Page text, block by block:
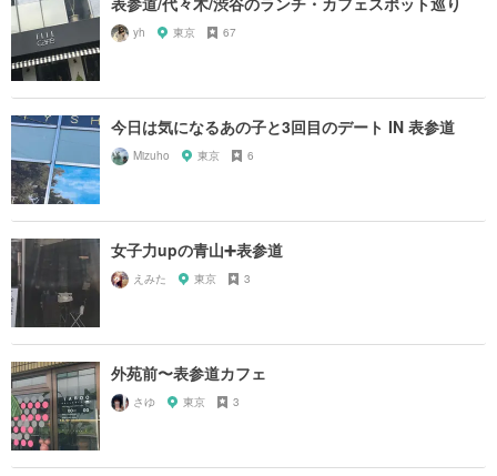
yh 東京 67
今日は気になるあの子と3回目のデート IN 表参道
Mizuho 東京 6
女子力upの青山➕表参道
えみた 東京 3
外苑前〜表参道カフェ
さゆ 東京 3